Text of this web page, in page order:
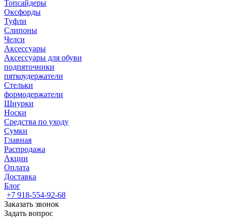
Топсайдеры
Оксфорды
Туфли
Слипоны
Челси
Аксессуары
Аксессуары для обуви
подпяточники
пяткоудержатели
Стельки
формодержатели
Шнурки
Носки
Средства по уходу
Сумки
Главная
Распродажа
Акции
Оплата
Доставка
Блог
+7 918-554-92-68
Заказать звонок
Задать вопрос